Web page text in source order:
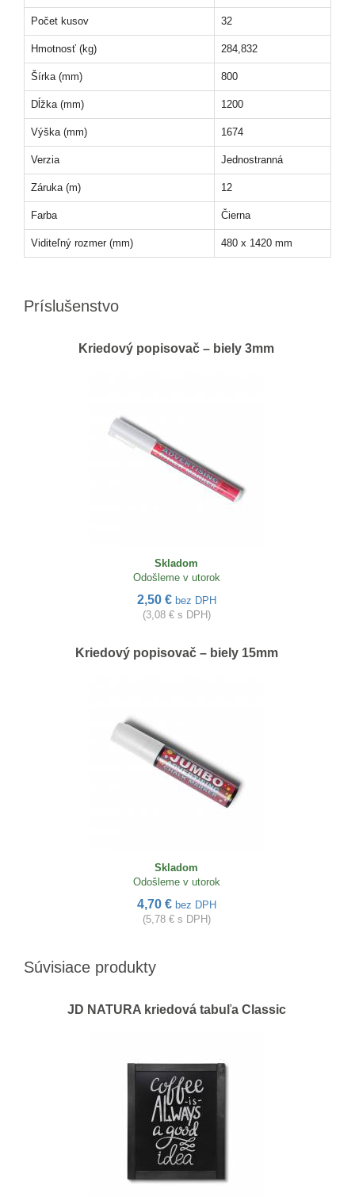
Počet kusov 32
Hmotnosť (kg) 284,832
Šírka (mm) 800
Dĺžka (mm) 1200
Výška (mm) 1674
Verzia Jednostranná
Záruka (m) 12
Farba Čierna
Viditeľný rozmer (mm) 480 x 1420 mm
Príslušenstvo
Kriedový popisovač – biely 3mm
Skladom
Odošleme v utorok
2,50 € bez DPH
(3,08 € s DPH)
Kriedový popisovač – biely 15mm
Skladom
Odošleme v utorok
4,70 € bez DPH
(5,78 € s DPH)
Súvisiace produkty
JD NATURA kriedová tabuľa Classic